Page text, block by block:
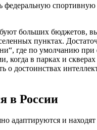
спортивную
больших бюджетов,
пунктах.
где по умолчанию
когда в парках и
о достоинствах
в России
и